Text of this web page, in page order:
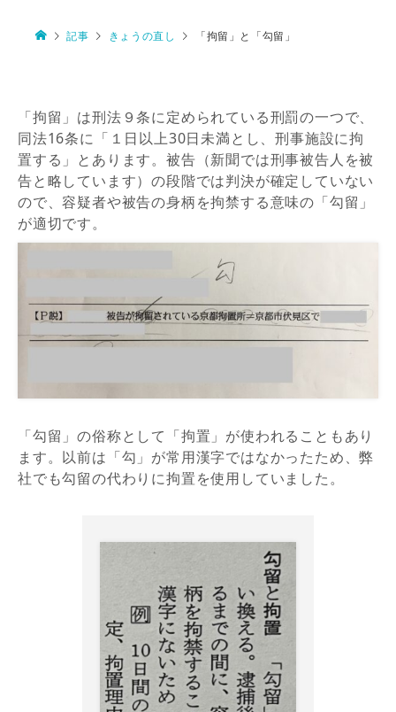
記事 きょうの直し 「拘留」と「勾留」
「拘留」は刑法９条に定められている刑罰の一つで、
同法16条に「１日以上30日未満とし、刑事施設に拘
置する」とあります。被告（新聞では刑事被告人を被
告と略しています）の段階では判決が確定していない
ので、容疑者や被告の身柄を拘禁する意味の「勾留」
が適切です。
「勾留」の俗称として「拘置」が使われることもあり
ます。以前は「勾」が常用漢字ではなかったため、弊
社でも勾留の代わりに拘置を使用していました。